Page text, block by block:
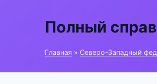
Полный
Главная » Северо-Западный